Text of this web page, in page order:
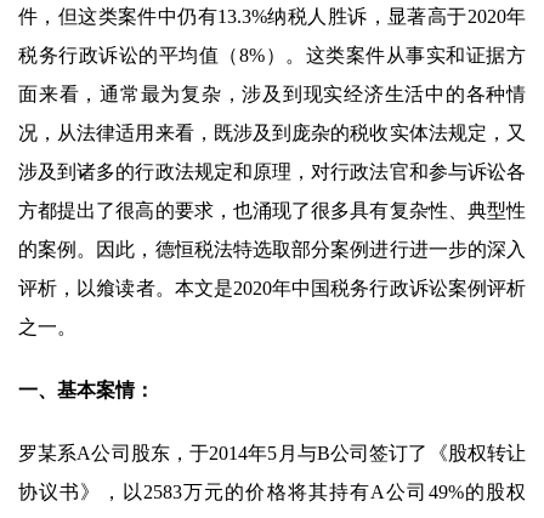
件，但这类案件中仍有13.3%纳税人胜诉，显著高于2020年
税务行政诉讼的平均值（8%）。这类案件从事实和证据方
面来看，通常最为复杂，涉及到现实经济生活中的各种情
况，从法律适用来看，既涉及到庞杂的税收实体法规定，又
涉及到诸多的行政法规定和原理，对行政法官和参与诉讼各
方都提出了很高的要求，也涌现了很多具有复杂性、典型性
的案例。因此，德恒税法特选取部分案例进行进一步的深入
评析，以飨读者。本文是2020年中国税务行政诉讼案例评析
之一。
一、基本案情：
罗某系A公司股东，于2014年5月与B公司签订了《股权转让
协议书》，以2583万元的价格将其持有A公司49%的股权